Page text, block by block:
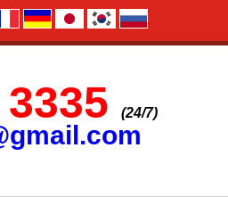
(24/7)